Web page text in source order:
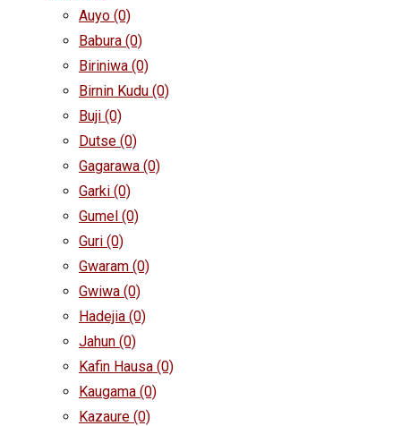
Auyo (0)
Babura (0)
Biriniwa (0)
Birnin Kudu (0)
Buji (0)
Dutse (0)
Gagarawa (0)
Garki (0)
Gumel (0)
Guri (0)
Gwaram (0)
Gwiwa (0)
Hadejia (0)
Jahun (0)
Kafin Hausa (0)
Kaugama (0)
Kazaure (0)